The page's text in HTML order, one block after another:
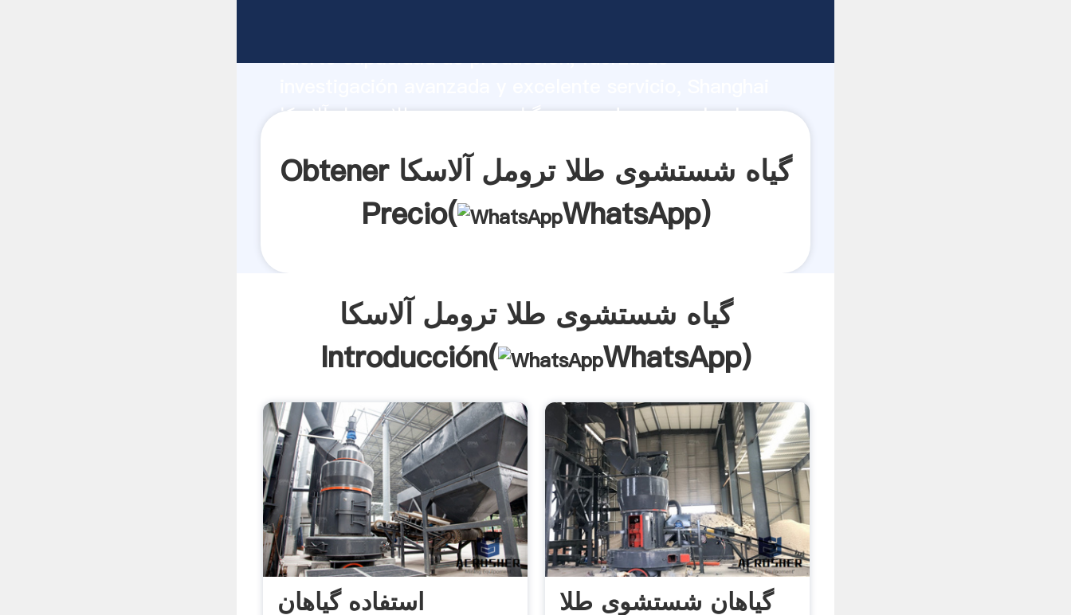
fuerte capacidad de producción, fuerza de
گیاه شستشوی طلا ترومل آلاسکا proveedor crea el valor y
Obtener گیاه شستشوی طلا ترومل آلاسکا
Precio(
WhatsApp)
گیاه شستشوی طلا ترومل آلاسکا
Introducción(
WhatsApp)
استفاده گیاهان
گیاهان شستشوی طلا